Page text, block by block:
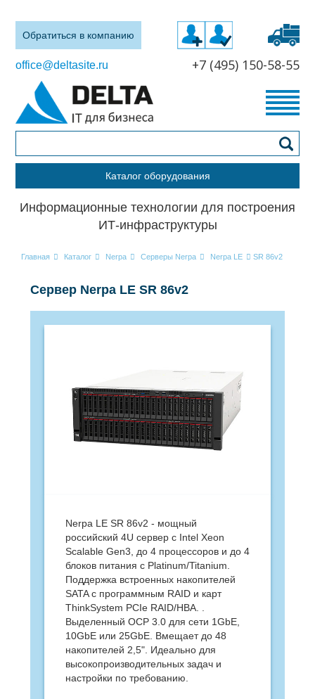
Обратиться в компанию
office@deltasite.ru +7 (495) 150-58-55
Каталог оборудования
Информационные технологии для построения
ИТ-инфраструктуры
Главная Каталог Nerpa Серверы Nerpa Nerpa LE SR 86v2
Сервер Nerpa LE SR 86v2
Nerpa LE SR 86v2 - мощный
российский 4U сервер с Intel Xeon
Scalable Gen3, до 4 процессоров и до 4
блоков питания с Platinum/Titanium.
Поддержка встроенных накопителей
SATA с программным RAID и карт
ThinkSystem PCIe RAID/HBA. .
Выделенный OCP 3.0 для сети 1GbE,
10GbE или 25GbE. Вмещает до 48
накопителей 2,5". Идеально для
высокопроизводительных задач и
настройки по требованию.